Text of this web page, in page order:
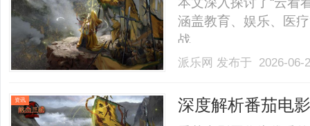
涵盖教育、娱乐、医
战。......
派乐网 发布于 2026-
资讯 深度解析番茄电